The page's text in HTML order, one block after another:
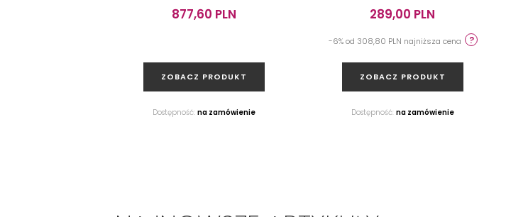
877,60 PLN
ZOBACZ PRODUKT
Dostępność: na zamówienie
289,00 PLN
-6% od 308,80 PLN najniższa cena
ZOBACZ PRODUKT
Dostępność: na zamówienie